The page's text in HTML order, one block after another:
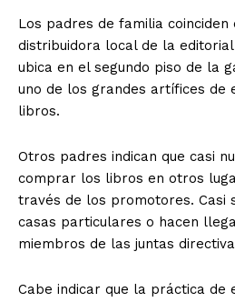
Los padres de familia
distribuidora local de la
ubica en el segundo piso de la
uno de los grandes artífices de
libros.
Otros padres indican que casi
comprar los libros en otros
través de los promotores. Casi
casas particulares o hacen
miembros de las juntas
Cabe indicar que la práctica de